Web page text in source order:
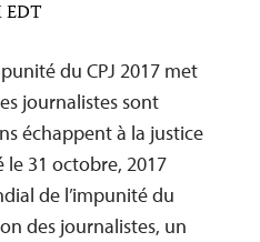
EDT
du CPJ 2017 met
journalistes sont
échappent à la justice
le 31 octobre, 2017
de l’impunité du
des journalistes, un